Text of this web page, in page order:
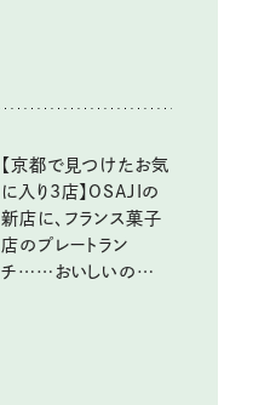
【京都で見つけたお気
に入り3店】OSAJIの
新店に、フランス菓子
店のプレートラン
チ……おいしいのんび